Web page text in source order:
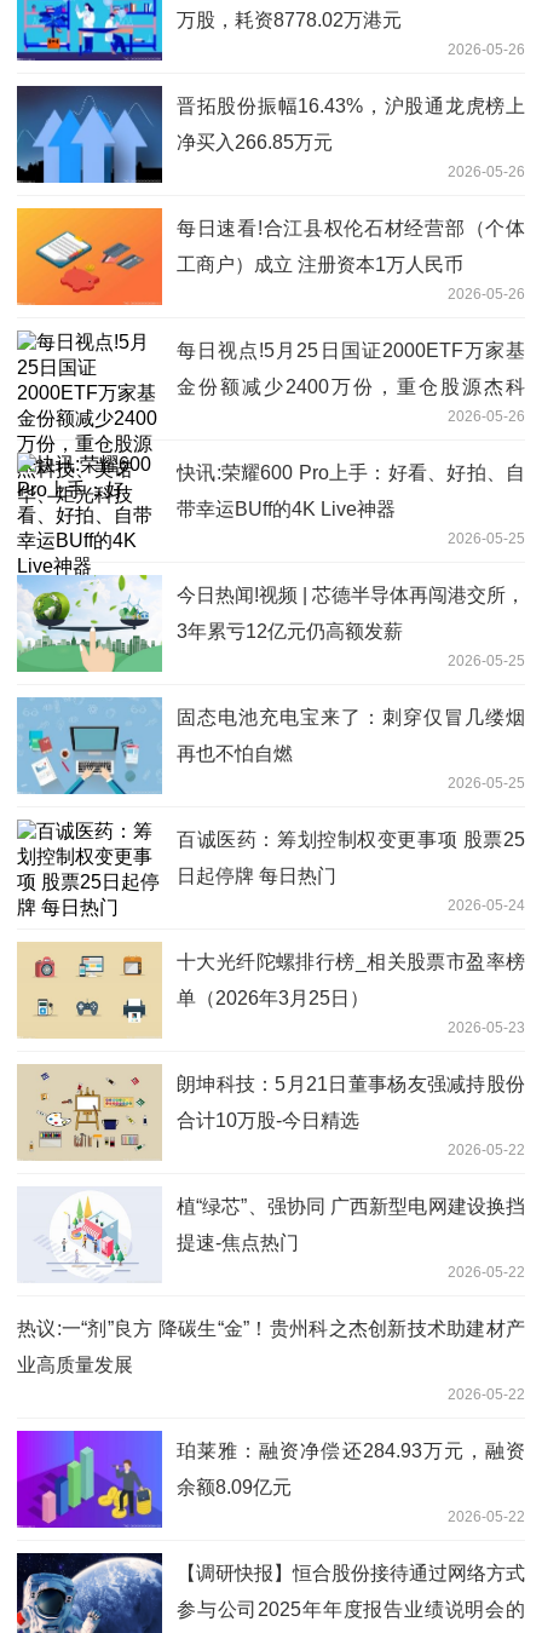
万股，耗资8778.02万港元
2026-05-26
晋拓股份振幅16.43%，沪股通龙虎榜上
净买入266.85万元
2026-05-26
每日速看!合江县权伦石材经营部（个体
工商户）成立 注册资本1万人民币
2026-05-26
每日视点!5月25日国证2000ETF万家基
金份额减少2400万份，重仓股源杰科
2026-05-26
快讯:荣耀600 Pro上手：好看、好拍、自
带幸运BUff的4K Live神器
2026-05-25
今日热闻!视频 | 芯德半导体再闯港交所，
3年累亏12亿元仍高额发薪
2026-05-25
固态电池充电宝来了：刺穿仅冒几缕烟
再也不怕自燃
2026-05-25
百诚医药：筹划控制权变更事项 股票25
日起停牌 每日热门
2026-05-24
十大光纤陀螺排行榜_相关股票市盈率榜
单（2026年3月25日）
2026-05-23
朗坤科技：5月21日董事杨友强减持股份
合计10万股-今日精选
2026-05-22
植“绿芯”、强协同 广西新型电网建设换挡
提速-焦点热门
2026-05-22
热议:一“剂”良方 降碳生“金”！贵州科之杰创新技术助建材产
业高质量发展
2026-05-22
珀莱雅：融资净偿还284.93万元，融资
余额8.09亿元
2026-05-22
【调研快报】恒合股份接待通过网络方式
参与公司2025年年度报告业绩说明会的